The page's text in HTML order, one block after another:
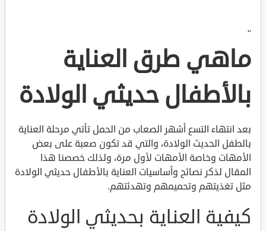
"
ماهي طرق العناية
بالأطفال حديثي الولادة
بعد انتهاء التسع أشهر الصعاب من الحمل تأتي مرحلة العناية
بالطفل الحديث الولادة، والتي قد تكون صعبة على بعض
الأمهات وخاصة الأمهات لأول مرة، ولذلك خصصنا هذا
المقال لذكر نصائح وأساسيات العناية بالأطفال حديثي الولادة
مثل تغذيتهم وتحميمهم وتهدئتهم.
كيفية العناية بحديثي الولادة